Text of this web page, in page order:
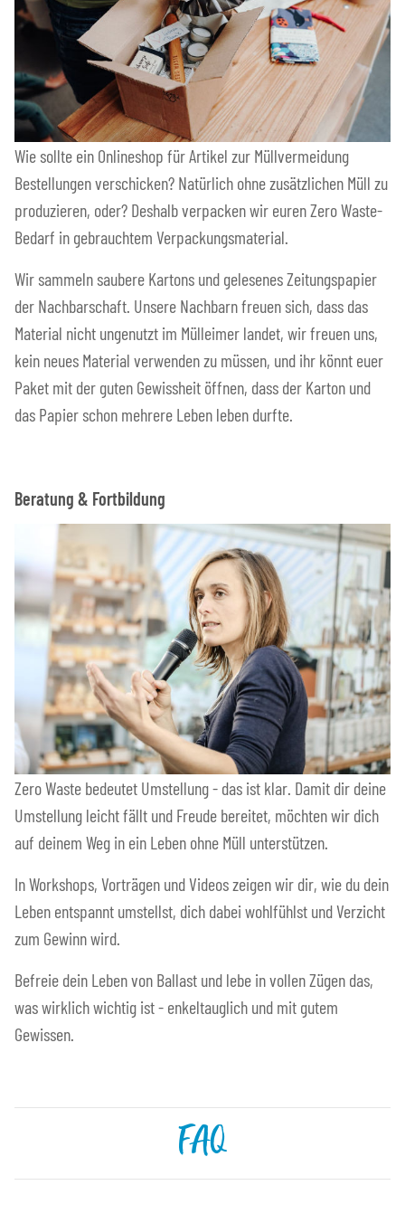
Wie sollte ein Onlineshop für Artikel zur Müllvermeidung
Bestellungen verschicken? Natürlich ohne zusätzlichen Müll zu
produzieren, oder? Deshalb verpacken wir euren Zero Waste-
Bedarf in gebrauchtem Verpackungsmaterial.
Wir sammeln saubere Kartons und gelesenes Zeitungspapier
der Nachbarschaft. Unsere Nachbarn freuen sich, dass das
Material nicht ungenutzt im Mülleimer landet, wir freuen uns,
kein neues Material verwenden zu müssen, und ihr könnt euer
Paket mit der guten Gewissheit öffnen, dass der Karton und
das Papier schon mehrere Leben leben durfte.
Beratung & Fortbildung
Zero Waste bedeutet Umstellung - das ist klar. Damit dir deine
Umstellung leicht fällt und Freude bereitet, möchten wir dich
auf deinem Weg in ein Leben ohne Müll unterstützen.
In Workshops, Vorträgen und Videos zeigen wir dir, wie du dein
Leben entspannt umstellst, dich dabei wohlfühlst und Verzicht
zum Gewinn wird.
Befreie dein Leben von Ballast und lebe in vollen Zügen das,
was wirklich wichtig ist - enkeltauglich und mit gutem
Gewissen.
FAQ